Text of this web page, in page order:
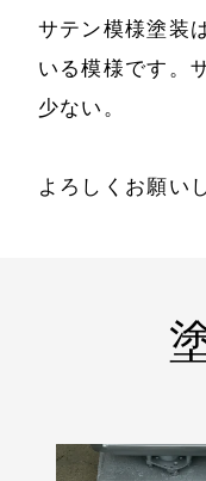
サテン模様塗装
いる模様です。
少ない。
よろしくお願い